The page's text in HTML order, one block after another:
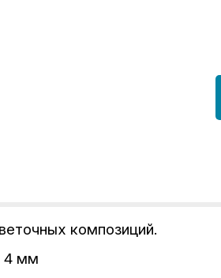
композиций.
4 мм